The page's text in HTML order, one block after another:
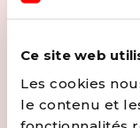
Ce site web
Les cookies
le contenu et
Fédération
Il est
maintenance pour
Walter est